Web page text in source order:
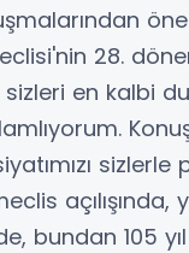
28.
sizleri en kalbi
sizlerle
açılışında,
bundan 105